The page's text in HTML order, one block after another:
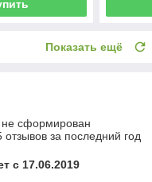
Показать ещё
не сформирован
за последний год
с 17.06.2019